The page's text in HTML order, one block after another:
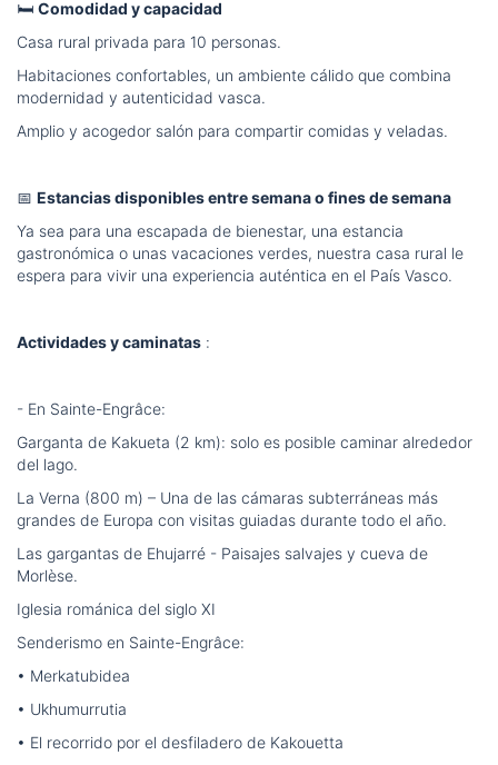
🛏️ Comodidad y capacidad
Casa rural privada para 10 personas.
Habitaciones confortables, un ambiente cálido que combina
modernidad y autenticidad vasca.
Amplio y acogedor salón para compartir comidas y veladas.
📅 Estancias disponibles entre semana o fines de semana
Ya sea para una escapada de bienestar, una estancia
gastronómica o unas vacaciones verdes, nuestra casa rural le
espera para vivir una experiencia auténtica en el País Vasco.
Actividades y caminatas :
- En Sainte-Engrâce:
Garganta de Kakueta (2 km): solo es posible caminar alrededor
del lago.
La Verna (800 m) – Una de las cámaras subterráneas más
grandes de Europa con visitas guiadas durante todo el año.
Las gargantas de Ehujarré - Paisajes salvajes y cueva de
Morlèse.
Iglesia románica del siglo XI
Senderismo en Sainte-Engrâce:
• Merkatubidea
• Ukhumurrutia
• El recorrido por el desfiladero de Kakouetta